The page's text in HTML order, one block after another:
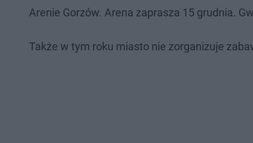
Arenie Gorzów. Arena zaprasza 15 grudnia.
Także w tym roku miasto nie zorganizuje